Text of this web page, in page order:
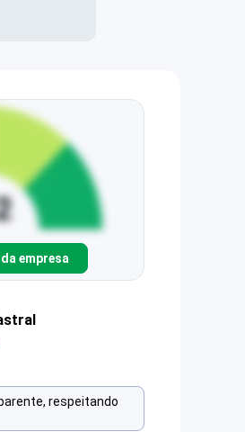
empresa
respeitando